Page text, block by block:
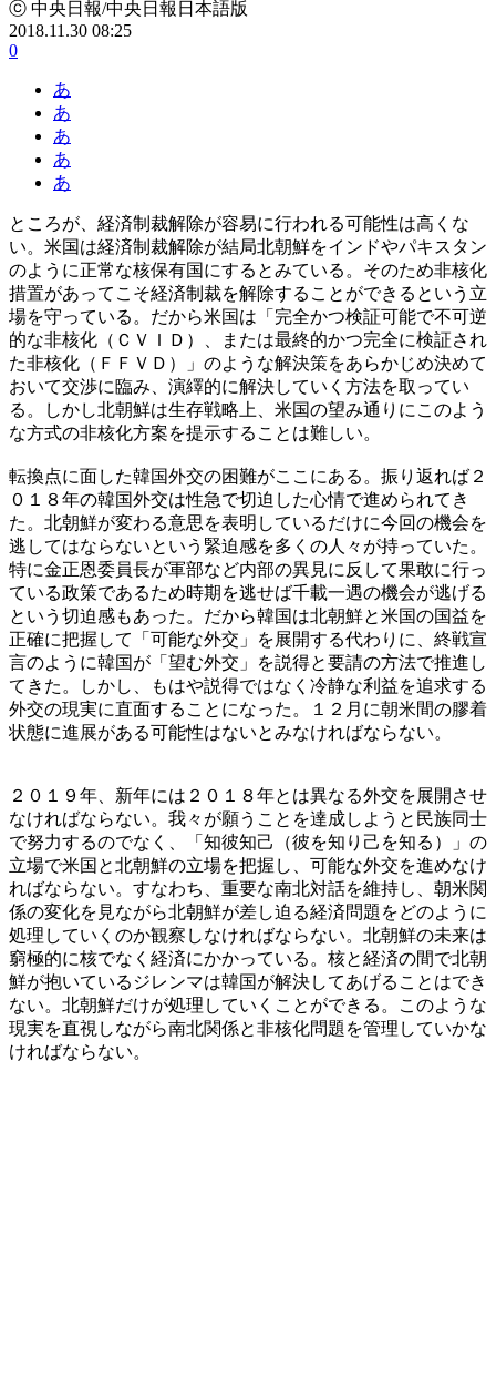
ⓒ 中央日報/中央日報日本語版
2018.11.30 08:25
0
あ
あ
あ
あ
あ
ところが、経済制裁解除が容易に行われる可能性は高くな
い。米国は経済制裁解除が結局北朝鮮をインドやパキスタン
のように正常な核保有国にするとみている。そのため非核化
措置があってこそ経済制裁を解除することができるという立
場を守っている。だから米国は「完全かつ検証可能で不可逆
的な非核化（ＣＶＩＤ）、または最終的かつ完全に検証され
た非核化（ＦＦＶＤ）」のような解決策をあらかじめ決めて
おいて交渉に臨み、演繹的に解決していく方法を取ってい
る。しかし北朝鮮は生存戦略上、米国の望み通りにこのよう
な方式の非核化方案を提示することは難しい。
転換点に面した韓国外交の困難がここにある。振り返れば２
０１８年の韓国外交は性急で切迫した心情で進められてき
た。北朝鮮が変わる意思を表明しているだけに今回の機会を
逃してはならないという緊迫感を多くの人々が持っていた。
特に金正恩委員長が軍部など内部の異見に反して果敢に行っ
ている政策であるため時期を逃せば千載一遇の機会が逃げる
という切迫感もあった。だから韓国は北朝鮮と米国の国益を
正確に把握して「可能な外交」を展開する代わりに、終戦宣
言のように韓国が「望む外交」を説得と要請の方法で推進し
てきた。しかし、もはや説得ではなく冷静な利益を追求する
外交の現実に直面することになった。１２月に朝米間の膠着
状態に進展がある可能性はないとみなければならない。
２０１９年、新年には２０１８年とは異なる外交を展開させ
なければならない。我々が願うことを達成しようと民族同士
で努力するのでなく、「知彼知己（彼を知り己を知る）」の
立場で米国と北朝鮮の立場を把握し、可能な外交を進めなけ
ればならない。すなわち、重要な南北対話を維持し、朝米関
係の変化を見ながら北朝鮮が差し迫る経済問題をどのように
処理していくのか観察しなければならない。北朝鮮の未来は
窮極的に核でなく経済にかかっている。核と経済の間で北朝
鮮が抱いているジレンマは韓国が解決してあげることはでき
ない。北朝鮮だけが処理していくことができる。このような
現実を直視しながら南北関係と非核化問題を管理していかな
ければならない。